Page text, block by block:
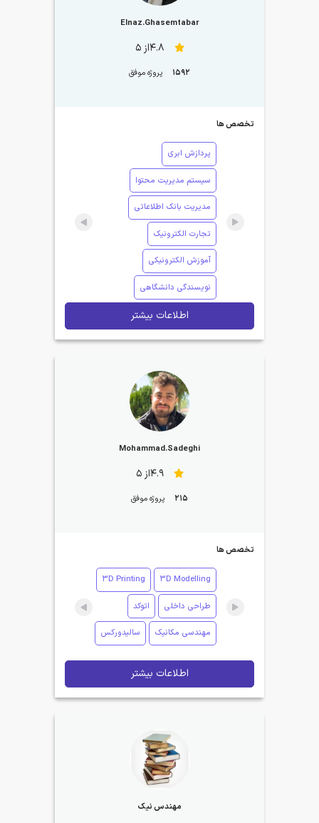
Elnaz.Ghasemtabar
4.8از 5
1592 پروژه موفق
تخصص ها
پردازش ابری
سیستم مدیریت محتوا
مدیریت بانک اطلاعاتی
تجارت الکترونیک
آموزش الکترونیکی
نویسندگی دانشگاهی
اطلاعات بیشتر
Mohammad.Sadeghi
4.9از 5
215 پروژه موفق
تخصص ها
3D Modelling
3D Printing
طراحی داخلی اتوکد
مهندسی مکانیک سالیدورکس
اطلاعات بیشتر
مهندس نیک